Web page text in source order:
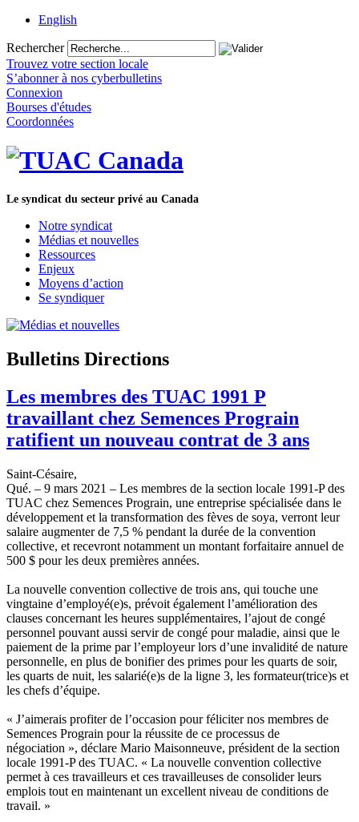
English
Rechercher
Trouvez votre section locale
S’abonner à nos cyberbulletins
Connexion
Bourses d'études
Coordonnées
Le syndicat du secteur privé au Canada
Notre syndicat
Médias et nouvelles
Ressources
Enjeux
Moyens d’action
Se syndiquer
Bulletins Directions
Les membres des TUAC 1991 P
travaillant chez Semences Prograin
ratifient un nouveau contrat de 3 ans
Saint-Césaire,
Qué. – 9 mars 2021 – Les membres de la section locale 1991‑P des
TUAC chez Semences Prograin, une entreprise spécialisée dans le
développement et la transformation des fèves de soya, verront leur
salaire augmenter de 7,5 % pendant la durée de la convention
collective, et recevront notamment un montant forfaitaire annuel de
500 $ pour les deux premières années.
La nouvelle convention collective de trois ans, qui touche une
vingtaine d’employé(e)s, prévoit également l’amélioration des
clauses concernant les heures supplémentaires, l’ajout de congé
personnel pouvant aussi servir de congé pour maladie, ainsi que le
paiement de la prime par l’employeur lors d’une invalidité de nature
personnelle, en plus de bonifier des primes pour les quarts de soir,
les quarts de nuit, les salarié(e)s de la ligne 3, les formateur(trice)s et
les chefs d’équipe.
« J’aimerais profiter de l’occasion pour féliciter nos membres de
Semences Prograin pour la réussite de ce processus de
négociation », déclare Mario Maisonneuve, président de la section
locale 1991‑P des TUAC. « La nouvelle convention collective
permet à ces travailleurs et ces travailleuses de consolider leurs
emplois tout en maintenant un excellent niveau de conditions de
travail. »